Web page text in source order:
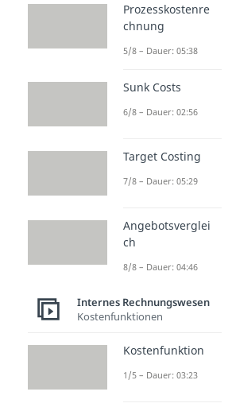
Prozesskostenre
chnung
5/8 – Dauer: 05:38
Sunk Costs
6/8 – Dauer: 02:56
Target Costing
7/8 – Dauer: 05:29
Angebotsverglei
ch
8/8 – Dauer: 04:46
Internes Rechnungswesen
Kostenfunktionen
Kostenfunktion
1/5 – Dauer: 03:23